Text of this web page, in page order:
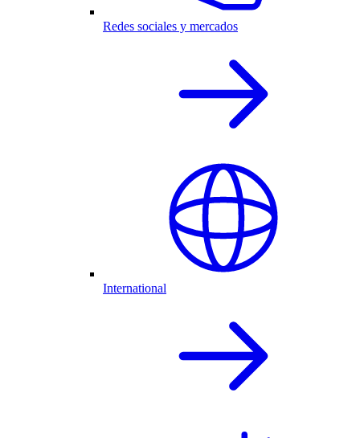
Redes sociales y mercados
International